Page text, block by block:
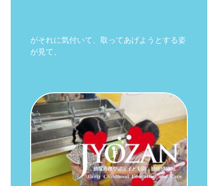
がそれに気付いて、取ってあげようとする姿
が見て、